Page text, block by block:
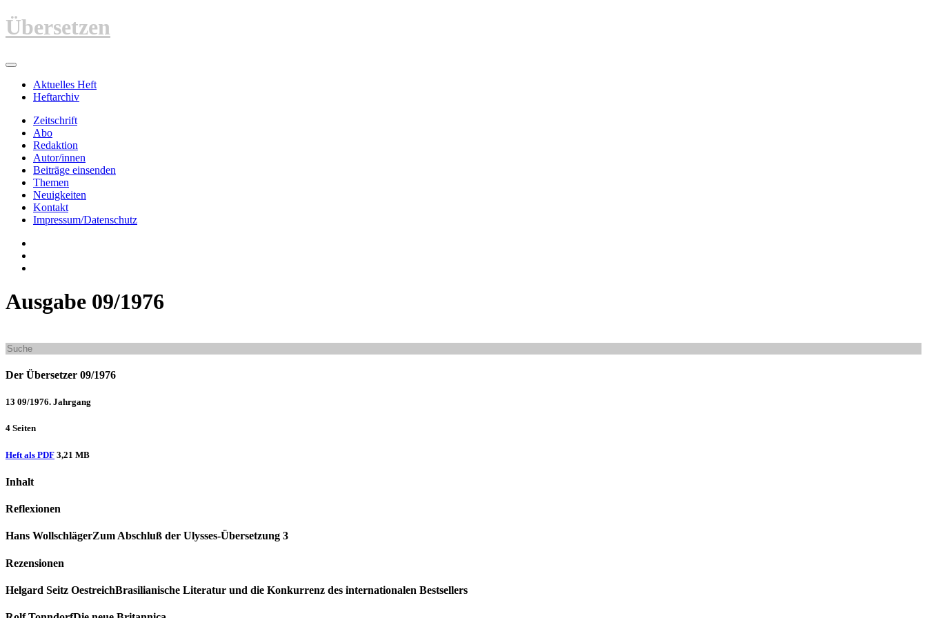
Zum
Inhalt
Übersetzen
Aktuelles Heft
Heftarchiv
Zeitschrift
Abo
Redaktion
Autor/innen
Beiträge einsenden
Themen
Neuigkeiten
Kontakt
Impressum/Datenschutz
Ausgabe 09/1976
Der Übersetzer 09/1976
13 09/1976. Jahrgang
4 Seiten
Heft als PDF 3,21 MB
Inhalt
Reflexionen
Hans WollschlägerZum Abschluß der Ulysses-Übersetzung 3
Rezensionen
Helgard Seitz OestreichBrasilianische Literatur und die Konkurrenz des internationalen Bestsellers